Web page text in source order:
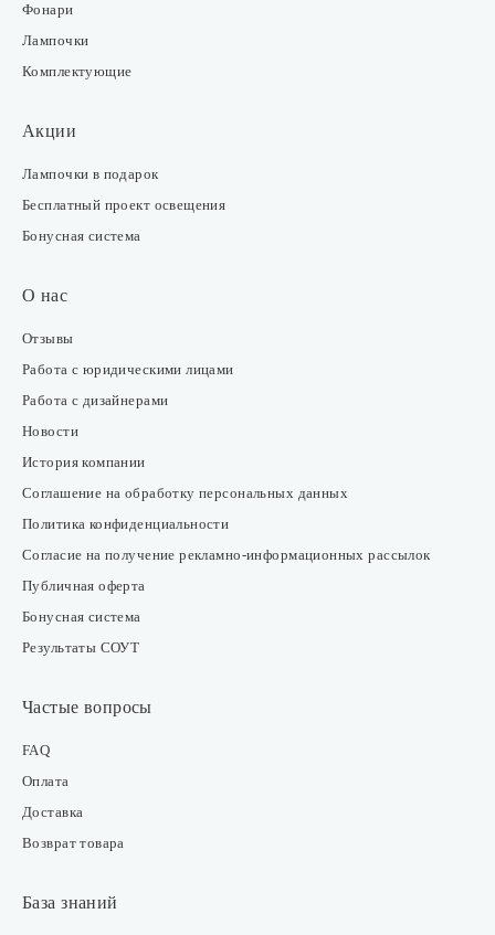
Фонари
Лампочки
Комплектующие
Акции
Лампочки в подарок
Бесплатный проект освещения
Бонусная система
О нас
Отзывы
Работа с юридическими лицами
Работа с дизайнерами
Новости
История компании
Соглашение на обработку персональных данных
Политика конфиденциальности
Согласие на получение рекламно-информационных рассылок
Публичная оферта
Бонусная система
Результаты СОУТ
Частые вопросы
FAQ
Оплата
Доставка
Возврат товара
База знаний